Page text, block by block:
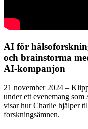
AI för
och brainstorma
AI-kompanjon
21 november 2024 –
under ett evenemang
visar hur Charlie hjälper
forskningsämnen.